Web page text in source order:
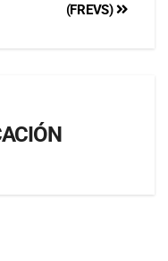
(FREVS)